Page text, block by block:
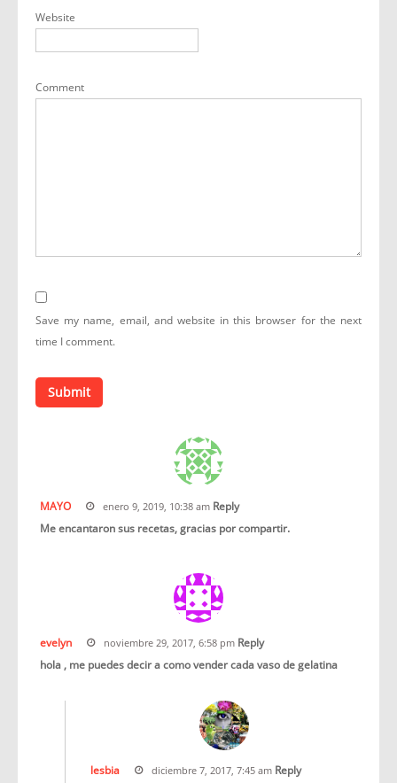
Website
Comment
Save my name, email, and website in this browser for the next
time I comment.
MAYO enero 9, 2019, 10:38 am Reply
Me encantaron sus recetas, gracias por compartir.
evelyn noviembre 29, 2017, 6:58 pm Reply
hola , me puedes decir a como vender cada vaso de gelatina
lesbia diciembre 7, 2017, 7:45 am Reply